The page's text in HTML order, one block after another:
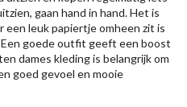
gaan hand in hand. Het is
een leuk papiertje omheen zit is
goede outfit geeft een boost
dames kleding is belangrijk om
goed gevoel en mooie